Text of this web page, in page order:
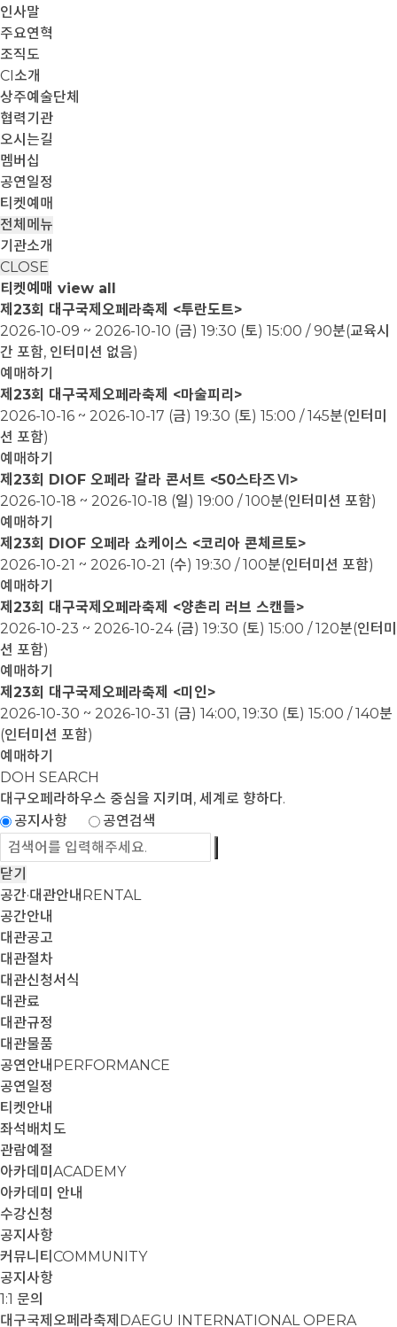
인사말
주요연혁
조직도
CI소개
상주예술단체
협력기관
오시는길
멤버십
공연일정
티켓예매
전체메뉴
기관소개
CLOSE
티켓예매 view all
제23회 대구국제오페라축제 <투란도트>
2026-10-09 ~ 2026-10-10 (금) 19:30 (토) 15:00 / 90분(교육시
간 포함, 인터미션 없음)
예매하기
제23회 대구국제오페라축제 <마술피리>
2026-10-16 ~ 2026-10-17 (금) 19:30 (토) 15:00 / 145분(인터미
션 포함)
예매하기
제23회 DIOF 오페라 갈라 콘서트 <50스타즈Ⅵ>
2026-10-18 ~ 2026-10-18 (일) 19:00 / 100분(인터미션 포함)
예매하기
제23회 DIOF 오페라 쇼케이스 <코리아 콘체르토>
2026-10-21 ~ 2026-10-21 (수) 19:30 / 100분(인터미션 포함)
예매하기
제23회 대구국제오페라축제 <양촌리 러브 스캔들>
2026-10-23 ~ 2026-10-24 (금) 19:30 (토) 15:00 / 120분(인터미
션 포함)
예매하기
제23회 대구국제오페라축제 <미인>
2026-10-30 ~ 2026-10-31 (금) 14:00, 19:30 (토) 15:00 / 140분
(인터미션 포함)
예매하기
DOH SEARCH
대구오페라하우스 중심을 지키며, 세계로 향하다.
공지사항
공연검색
닫기
공간·대관안내 RENTAL
공간안내
대관공고
대관절차
대관신청서식
대관료
대관규정
대관물품
공연안내 PERFORMANCE
공연일정
티켓안내
좌석배치도
관람예절
아카데미 ACADEMY
아카데미 안내
수강신청
공지사항
커뮤니티 COMMUNITY
공지사항
1:1 문의
대구국제오페라축제 DAEGU INTERNATIONAL OPERA